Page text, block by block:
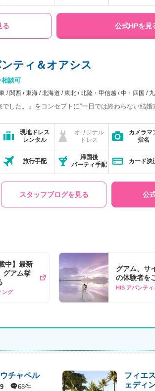
る 公式HPを見
ティ＆オアシス
相談可
関西 東海 北海道 東北 北陸・甲信越 中・四国
でした。』をコンセプトに“一日では終わらない結婚
現地ドレス
レンタル
オリジナル
ドレス
カメラマ
指名
旅行手配
帰国後
パーティ手配
カード決
スタッフブログを見る 公
中】最新
アム挙
ング
グアム、サ
の体験者を
HIS アバンティ
チャペル
68件
フィエ
ェディ